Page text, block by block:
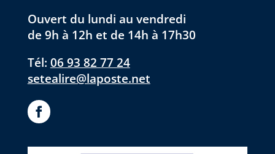
Ouvert du lundi au vendredi
de 9h à 12h et de 14h à 17h30
Tél: 06 93 82 77 24
setealire@laposte.net